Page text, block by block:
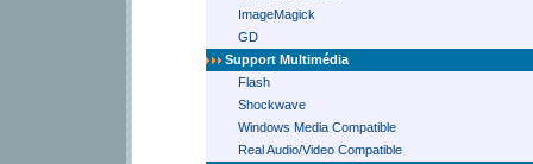
ImageMagick
GD
Support Multimédia
Flash
Shockwave
Windows Media Compatible
Real Audio/Video Compatible